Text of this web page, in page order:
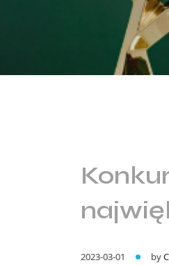
2023-03-01 by